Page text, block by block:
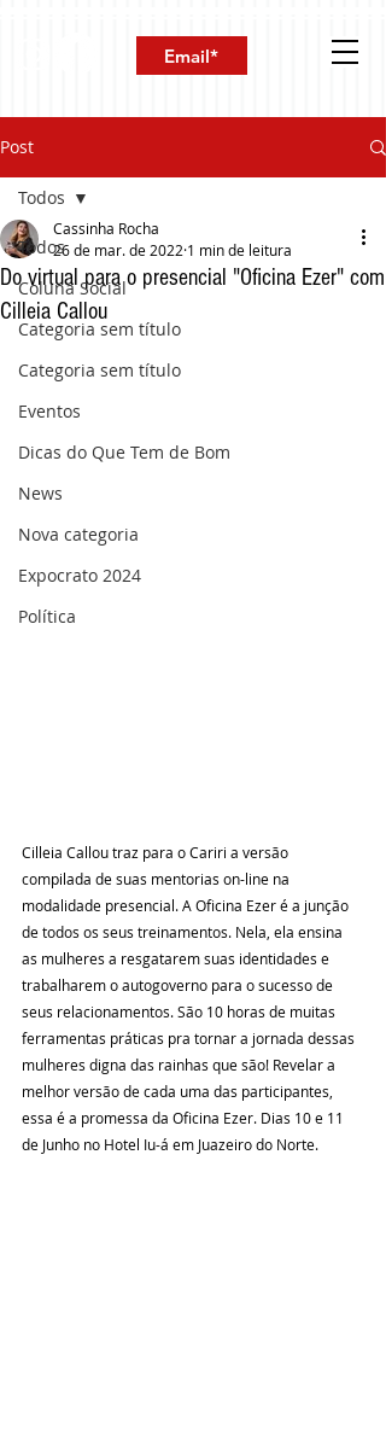
Post
Todos
Coluna Social
Categoria sem título
Categoria sem título
Eventos
Dicas do Que Tem de Bom
News
Nova categoria
Expocrato 2024
Política
Todos
Do virtual para o presencial "Oficina Ezer" com
Cilleia Callou
Cassinha Rocha
26 de mar. de 2022 1 min de leitura
Cilleia Callou traz para o Cariri a versão
compilada de suas mentorias on-line na
modalidade presencial. A Oficina Ezer é a junção
de todos os seus treinamentos. Nela, ela ensina
as mulheres a resgatarem suas identidades e
trabalharem o autogoverno para o sucesso de
seus relacionamentos. São 10 horas de muitas
ferramentas práticas pra tornar a jornada dessas
mulheres digna das rainhas que são! Revelar a
melhor versão de cada uma das participantes,
essa é a promessa da Oficina Ezer. Dias 10 e 11
de Junho no Hotel Iu-á em Juazeiro do Norte.